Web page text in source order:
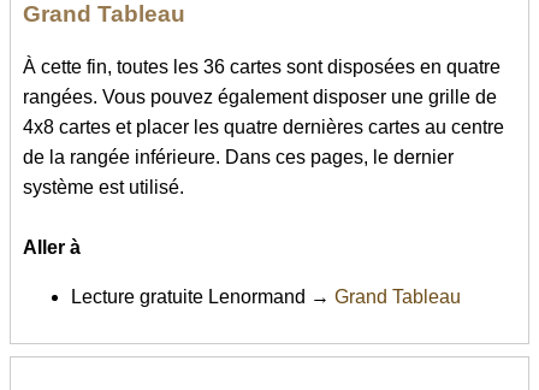
Grand Tableau
À cette fin, toutes les 36 cartes sont disposées en quatre
rangées. Vous pouvez également disposer une grille de
4x8 cartes et placer les quatre dernières cartes au centre
de la rangée inférieure. Dans ces pages, le dernier
système est utilisé.
Aller à
Lecture gratuite Lenormand → Grand Tableau